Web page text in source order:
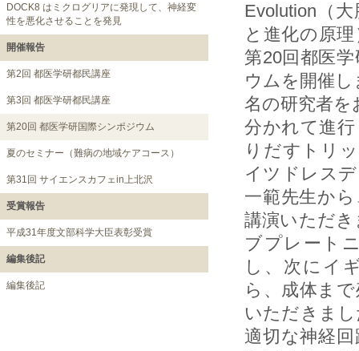
DOCK8 はミクログリアに発現して、神経変
性を悪化させることを発見
開催報告
第2回 都医学研都民講座
第3回 都医学研都民講座
第20回 都医学研国際シンポジウム
夏のセミナー（難病の地域ケアコース）
第31回 サイエンスカフェin上北沢
受賞報告
平成31年度文部科学大臣表彰受賞
編集後記
編集後記
Evolution（
と進化の原
第20回都医
ウムを開催
名の研究者
分かれて進
りだすトリ
イツドレス
一範先生か
講演いただ
ブプレート
し、次にイ
ら、成体ま
いただきま
適切な神経